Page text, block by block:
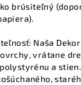
brúsiteľný
Naša
vrátane
a